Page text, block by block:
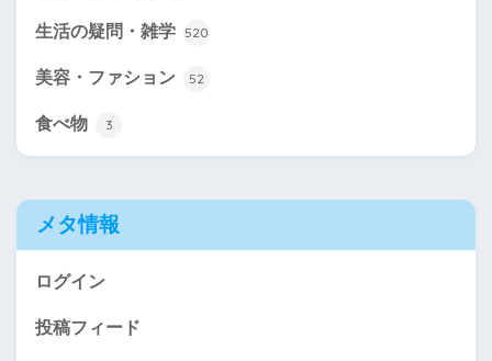
生活の疑問・雑学 520
美容・ファション 52
食べ物 3
メタ情報
ログイン
投稿フィード